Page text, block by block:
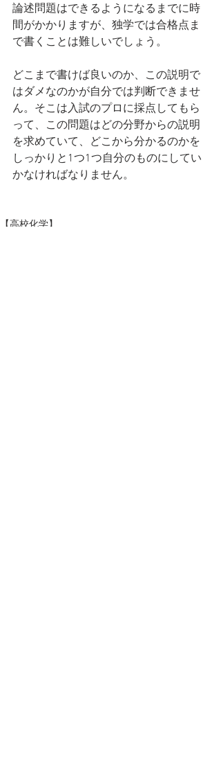
論述問題はできるようになるまでに時
間がかかりますが、独学では合格点ま
で書くことは難しいでしょう。
どこまで書けば良いのか、この説明で
はダメなのかが自分では判断できませ
ん。そこは入試のプロに採点してもら
って、この問題はどの分野からの説明
を求めていて、どこから分かるのかを
しっかりと1つ1つ自分のものにしてい
かなければなりません。
【高校化学】